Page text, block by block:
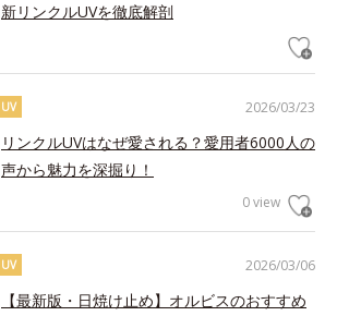
新リンクルUVを徹底解剖
2026/03/23
UV
リンクルUVはなぜ愛される？愛用者6000人の
声から魅力を深掘り！
0 view
2026/03/06
UV
【最新版・日焼け止め】オルビスのおすすめ